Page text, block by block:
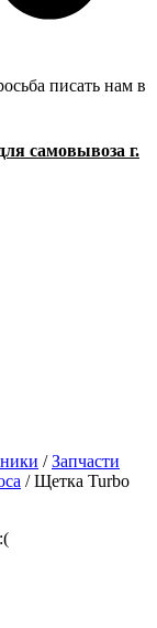
писать нам в
самовывоза г.
/Запчасти
/ Щетка Turbo